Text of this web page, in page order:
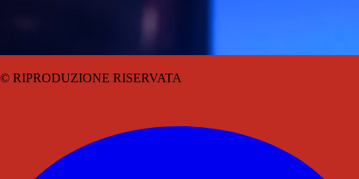
© RIPRODUZIONE RISERVATA